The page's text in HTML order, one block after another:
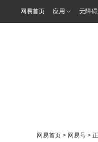
网易首页 应用 无障
网易首页 > 网易号 >